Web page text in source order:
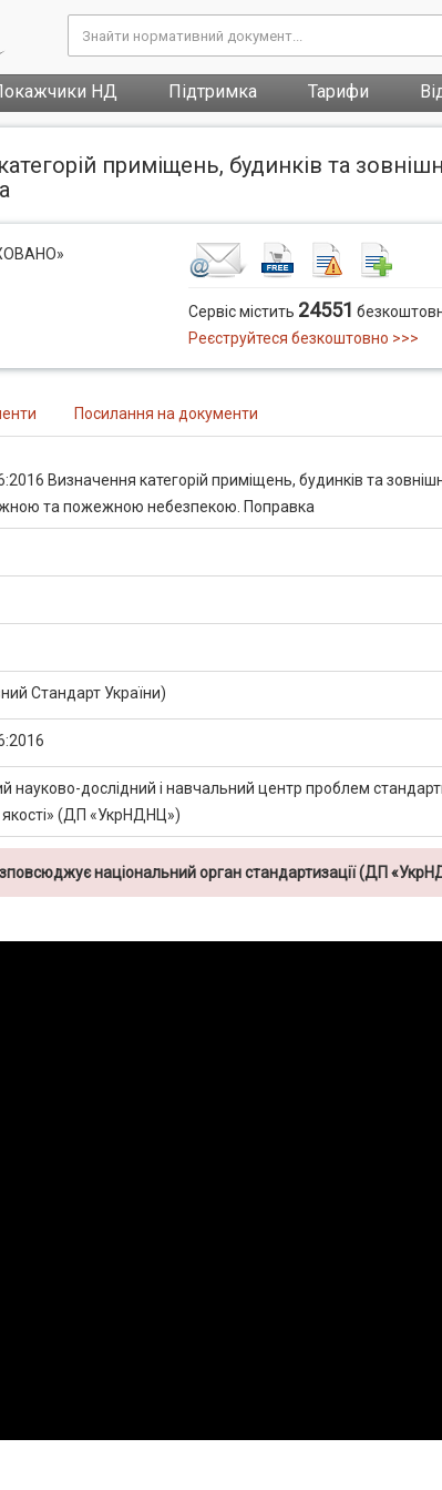
НД Підтримка Тарифи
приміщень, будинків та
Сервіс містить 24551
Реєструйтеся безкоштовно >>>
Посилання на документи
Визначення категорій приміщень, будинків та
та пожежною небезпекою. Поправка
Стандарт України)
науково-дослідний і навчальний центр проблем
якості» (ДП «УкрНДНЦ»)
національний орган стандартизації (ДП